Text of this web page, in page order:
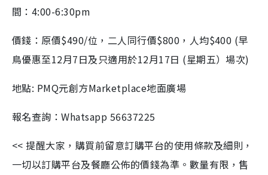
間： 4:00-6:30pm
價錢：原價$490/位，二人同行價$800，人均$400 (早
鳥優惠至12月7日及只適用於12月17日 (星期五）場次)
地點: PMQ元創方Marketplace地面廣場
報名查詢：Whatsapp 56637225
<< 提醒大家，購買前留意訂購平台的使用條款及細則，
一切以訂購平台及餐廳公佈的價錢為準。數量有限，售